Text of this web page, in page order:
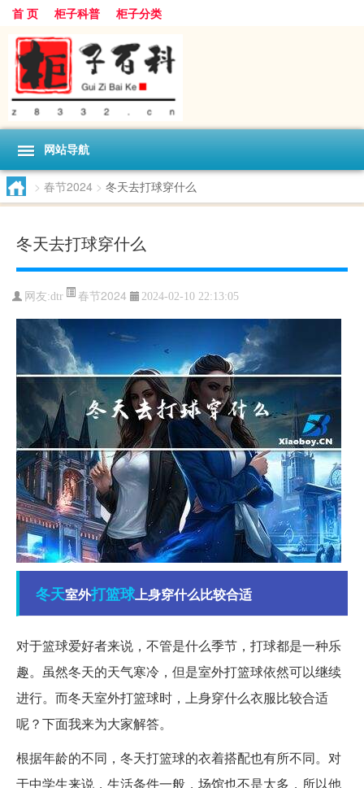
首 页 柜子科普 柜子分类
网站导航
> 春节2024 > 冬天去打球穿什么
冬天去打球穿什么
网友:dtr 春节2024 2024-02-10 22:13:05
冬天室外打篮球上身穿什么比较合适
对于篮球爱好者来说，不管是什么季节，打球都是一种乐
趣。虽然冬天的天气寒冷，但是室外打篮球依然可以继续
进行。而冬天室外打篮球时，上身穿什么衣服比较合适
呢？下面我来为大家解答。
根据年龄的不同，冬天打篮球的衣着搭配也有所不同。对
于中学生来说，生活条件一般，场馆也不是太多，所以他